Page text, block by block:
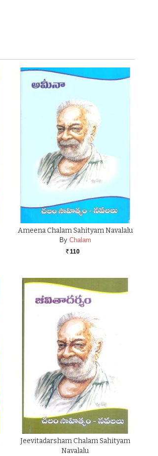
Ameena Chalam Sahityam Navalalu
By Chalam
Rs. 110
Jeevitadarsham Chalam Sahityam
Navalalu